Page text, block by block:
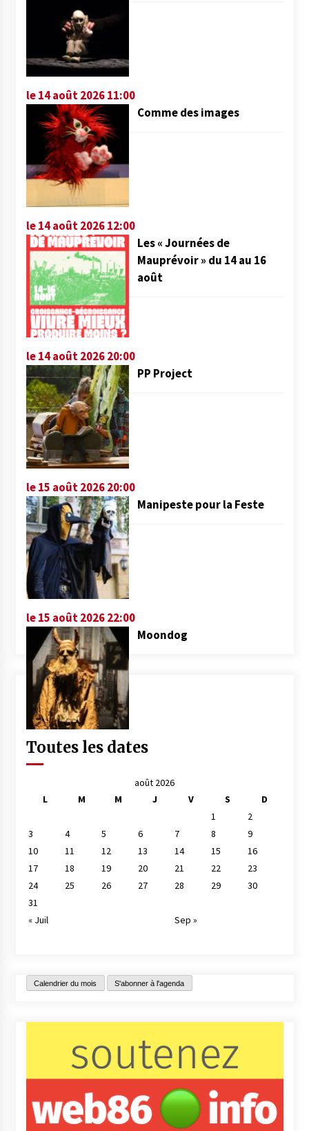
le 14 août 2026 11:00
Comme des images
le 14 août 2026 12:00
Les « Journées de
Mauprévoir » du 14 au 16
août
le 14 août 2026 20:00
PP Project
le 15 août 2026 20:00
Manipeste pour la Feste
le 15 août 2026 22:00
Moondog
Toutes les dates
août 2026
L
M M J V S
D
1
2
3
4 5 6 7 8
9
10
11 12 13 14 15
16
17
18 19 20 21 22
23
24
25 26 27 28 29
30
31
« Juil
Sep »
Calendrier du mois S'abonner à l'agenda